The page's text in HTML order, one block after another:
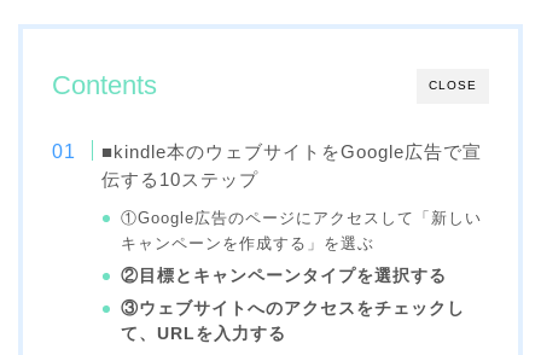
CLOSE
Contents
■kindle本のウェブサイトをGoogle広告で宣
伝する10ステップ
①Google広告のページにアクセスして「新しい
キャンペーンを作成する」を選ぶ
②目標とキャンペーンタイプを選択する
③ウェブサイトへのアクセスをチェックし
て、URLを入力する